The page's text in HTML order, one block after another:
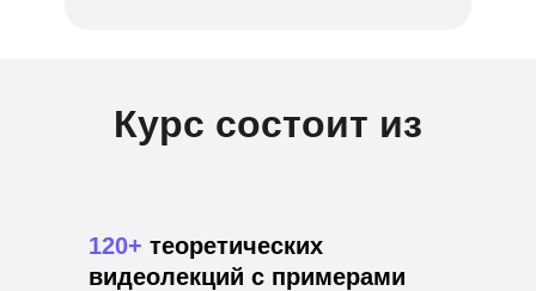
Курс состоит из
120+ теоретических
видеолекций с примерами